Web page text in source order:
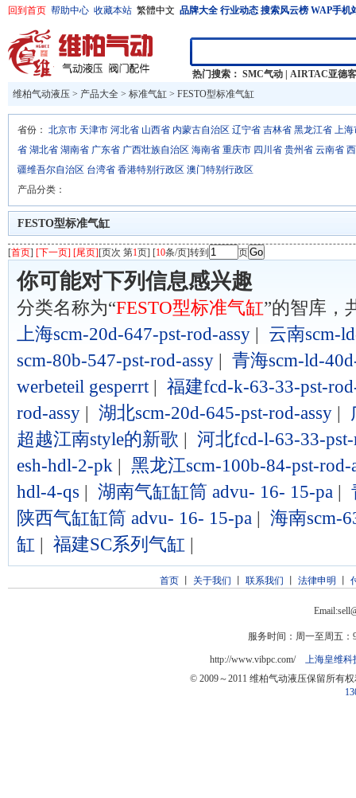
回到首页 帮助中心 收藏本站 繁體中文 品牌大全 行业动态 搜索风云榜 WAP手机
热门搜索： SMC气动
AIRTAC亚德客
维柏气动液压 > 产品大全 > 标准气缸 > FESTO型标准气缸
省份： 北京市 天津市 河北省 山西省 内蒙古自治区 辽宁省 吉林省 黑龙江省 上海
省 湖北省 湖南省 广东省 广西壮族自治区 海南省 重庆市 四川省 贵州省 云南省
疆维吾尔自治区 台湾省 香港特别行政区 澳门特别行政区
产品分类：
FESTO型标准气缸
[首页] [下一页] [尾页][页次 第1页] [10条/页]转到 页
你可能对下列信息感兴趣
分类名称为“FESTO型标准气缸”的智库，
上海scm-20d-647-pst-rod-assy | 云南scm-
scm-80b-547-pst-rod-assy | 青海scm-ld-
werbeteil gesperrt| 福建fcd-k-63-33-pst-
rod-assy | 湖北scm-20d-645-pst-rod-assy |
超越江南style的新歌 | 河北fcd-l-63-33-pst-
esh-hdl-2-pk | 黑龙江scm-100b-84-pst-rod-
hdl-4-qs | 湖南气缸缸筒 advu- 16- 15-pa |
陕西气缸缸筒 advu- 16- 15-pa | 海南scm-
缸 | 福建SC系列气缸 |
首页丨 关于我们 联系我们 法律申明
服务时间：周一至周五：
http://www.vibpc.com/ 上海皇维科
© 2009～2011 维柏气动液压保留所有